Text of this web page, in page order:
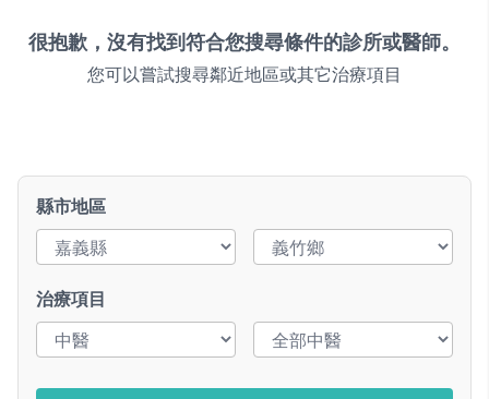
很抱歉，沒有找到符合您搜尋條件的診所或醫師。
您可以嘗試搜尋鄰近地區或其它治療項目
縣市地區
治療項目